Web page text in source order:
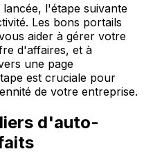
l'étape suivante
Les bons portails
aider à gérer votre
d'affaires, et à
une page
est cruciale pour
de votre entreprise.
d'auto-